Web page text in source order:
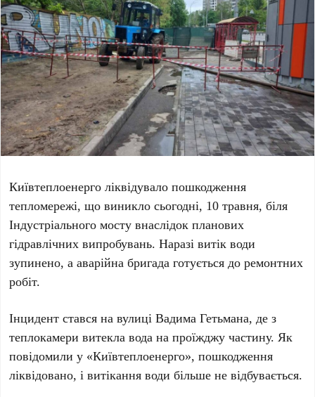
Київтеплоенерго ліквідувало пошкодження
тепломережі, що виниклосьогодні, 10 травня, біля
Індустріального мосту внаслідок планових
гідравлічних випробувань. Наразі витік води
зупинено, а аварійна бригада готується до ремонтних
робіт.
Інцидент стався навулиці Вадима Гетьмана, де з
теплокамери витекла вода на проїжджу частину. Як
повідомили у «Київтеплоенерго», пошкодження
ліквідовано, і витікання води більше не відбувається.